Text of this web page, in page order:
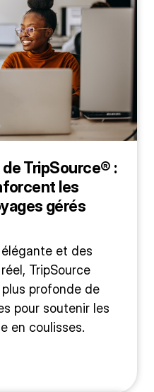
TripSource® :
les
gérés
et des
TripSource
profonde de
pour soutenir les
en coulisses.